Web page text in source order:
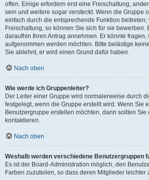
offen. Einige erfordern erst eine Freischaltung,
sein und weitere sogar versteckt. Wenn die Gruppe
einfach durch die entsprechende Funktion
Freischaltung, so können Sie sich für sie bewerben.
daraufhin Ihren Antrag annehmen. Er könnte
aufgenommen werden möchten. Bitte belästige
Sie ablehnt, er wird einen Grund dafür haben.
Nach oben
Wie werde ich Gruppenleiter?
Der Leiter einer Gruppe wird normalerweise durch
festgelegt, wenn die Gruppe erstellt wird. Wenn Sie
Benutzergruppe erstellen möchten, dann sollten Sie
kontaktieren.
Nach oben
Weshalb werden verschiedene Benutzergruppen
Es ist der Board-Administration möglich, den
Farben zuzuteilen, so dass deren Mitglieder leichter